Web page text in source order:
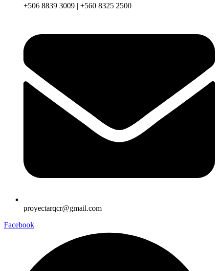
+506 8839 3009 | +560 8325 2500
proyectarqcr@gmail.com
Facebook